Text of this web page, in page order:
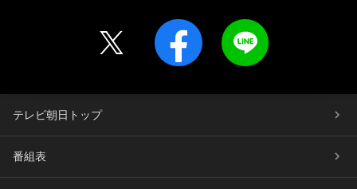
テレビ朝日トップ
番組表